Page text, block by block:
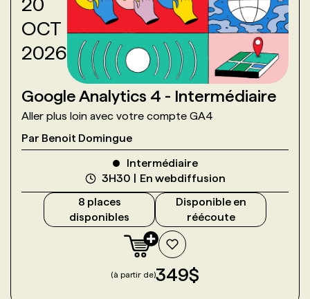
OCT
2026
Google Analytics 4 - Intermédiaire
Aller plus loin avec votre compte GA4
Par Benoit Domingue
Intermédiaire
3H30
En webdiffusion
8 places
disponibles
Disponible en
réécoute
(à partir de)349$